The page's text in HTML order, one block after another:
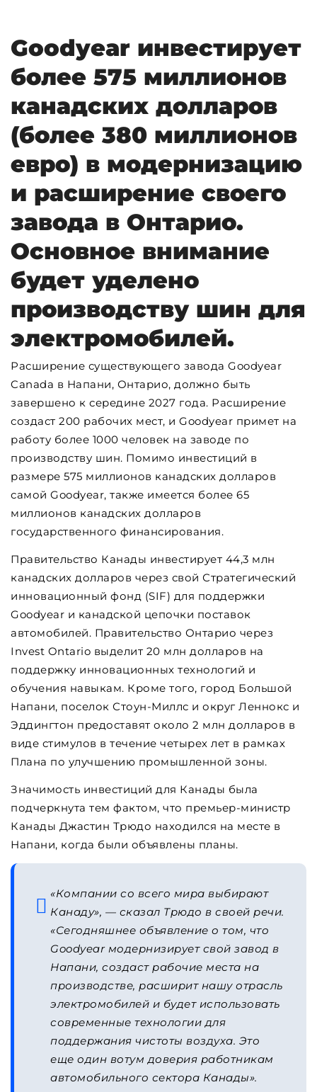
Goodyear инвестирует
более 575 миллионов
канадских долларов
(более 380 миллионов
евро) в модернизацию
и расширение своего
завода в Онтарио.
Основное внимание
будет уделено
производству шин для
электромобилей.
Расширение существующего завода Goodyear
Canada в Напани, Онтарио, должно быть
завершено к середине 2027 года. Расширение
создаст 200 рабочих мест, и Goodyear примет на
работу более 1000 человек на заводе по
производству шин. Помимо инвестиций в
размере 575 миллионов канадских долларов
самой Goodyear, также имеется более 65
миллионов канадских долларов
государственного финансирования.
Правительство Канады инвестирует 44,3 млн
канадских долларов через свой Стратегический
инновационный фонд (SIF) для поддержки
Goodyear и канадской цепочки поставок
автомобилей. Правительство Онтарио через
Invest Ontario выделит 20 млн долларов на
поддержку инновационных технологий и
обучения навыкам. Кроме того, город Большой
Напани, поселок Стоун-Миллс и округ Леннокс и
Эддингтон предоставят около 2 млн долларов в
виде стимулов в течение четырех лет в рамках
Плана по улучшению промышленной зоны.
Значимость инвестиций для Канады была
подчеркнута тем фактом, что премьер-министр
Канады Джастин Трюдо находился на месте в
Напани, когда были объявлены планы.
«Компании со всего мира выбирают
Канаду», — сказал Трюдо в своей речи.
«Сегодняшнее объявление о том, что
Goodyear модернизирует свой завод в
Напани, создаст рабочие места на
производстве, расширит нашу отрасль
электромобилей и будет использовать
современные технологии для
поддержания чистоты воздуха. Это
еще один вотум доверия работникам
автомобильного сектора Канады».